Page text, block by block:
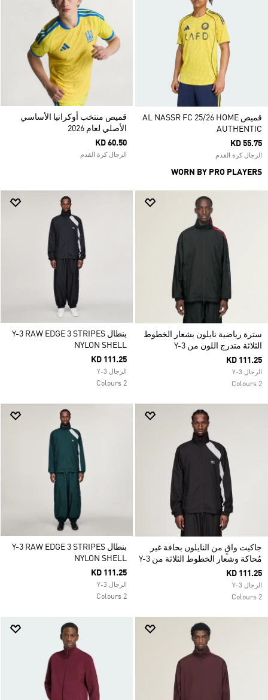
قميص AL NASSR FC 25/26 HOME
AUTHENTIC
KD 55.75
الرجال كرة القدم
WORN BY PRO PLAYERS
قميص منتخب أوكرانيا الأساسي
الأصلي لعام 2026
KD 60.50
الرجال كرة القدم
سترة رياضية نايلون بشعار الخطوط
الثلاثة متدرج اللون من Y-3
KD 111.25
الرجال Y-3
2 Colours
بنطال Y-3 RAW EDGE 3 STRIPES
NYLON SHELL
KD 111.25
الرجال Y-3
2 Colours
جاكيت واقٍ من النايلون بحافة غير
مُحاكة وشعار الخطوط الثلاثة من Y-3
KD 111.25
الرجال Y-3
2 Colours
بنطال Y-3 RAW EDGE 3 STRIPES
NYLON SHELL
KD 111.25
الرجال Y-3
2 Colours